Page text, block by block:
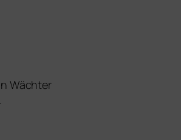
Wächter